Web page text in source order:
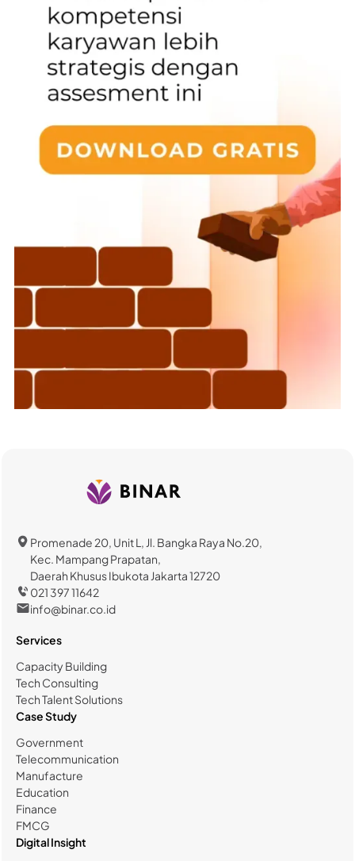
Promenade 20, Unit L, Jl. Bangka Raya No.20,
Kec. Mampang Prapatan,
Daerah Khusus Ibukota Jakarta 12720
021 397 11642
info@binar.co.id
Services
Capacity Building
Tech Consulting
Tech Talent Solutions
Case Study
Government
Telecommunication
Manufacture
Education
Finance
FMCG
Digital Insight